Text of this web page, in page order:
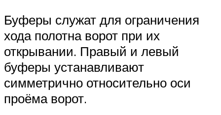
Буферы служат для ограничения
хода полотна ворот при их
открывании. Правый и левый
буферы устанавливают
симметрично относительно оси
проёма ворот.